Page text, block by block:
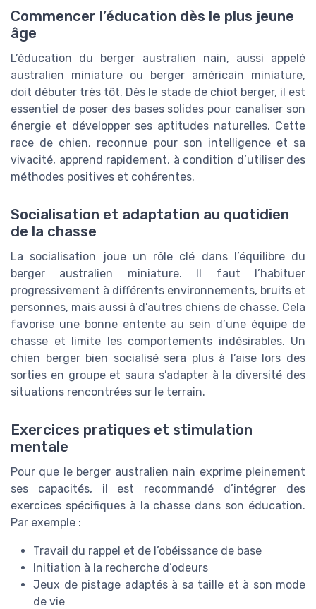
Commencer l’éducation dès le plus jeune
âge
L’éducation du berger australien nain, aussi appelé
australien miniature ou berger américain miniature,
doit débuter très tôt. Dès le stade de chiot berger, il est
essentiel de poser des bases solides pour canaliser son
énergie et développer ses aptitudes naturelles. Cette
race de chien, reconnue pour son intelligence et sa
vivacité, apprend rapidement, à condition d’utiliser des
méthodes positives et cohérentes.
Socialisation et adaptation au quotidien
de la chasse
La socialisation joue un rôle clé dans l’équilibre du
berger australien miniature. Il faut l’habituer
progressivement à différents environnements, bruits et
personnes, mais aussi à d’autres chiens de chasse. Cela
favorise une bonne entente au sein d’une équipe de
chasse et limite les comportements indésirables. Un
chien berger bien socialisé sera plus à l’aise lors des
sorties en groupe et saura s’adapter à la diversité des
situations rencontrées sur le terrain.
Exercices pratiques et stimulation
mentale
Pour que le berger australien nain exprime pleinement
ses capacités, il est recommandé d’intégrer des
exercices spécifiques à la chasse dans son éducation.
Par exemple :
Travail du rappel et de l’obéissance de base
Initiation à la recherche d’odeurs
Jeux de pistage adaptés à sa taille et à son mode
de vie